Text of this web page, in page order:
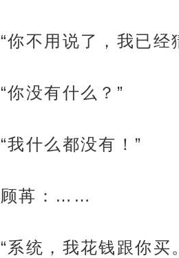
“你不用说了，我已经
“你没有什么？”
“我什么都没有！”
顾苒：……
“系统，我花钱跟你买